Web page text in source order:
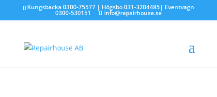
Kungsbacka 0300-75577| Högsbo031-3204485| Eventvagn
0300-530151 info@repairhouse.se
avrepairhouse|jan 7, 2026